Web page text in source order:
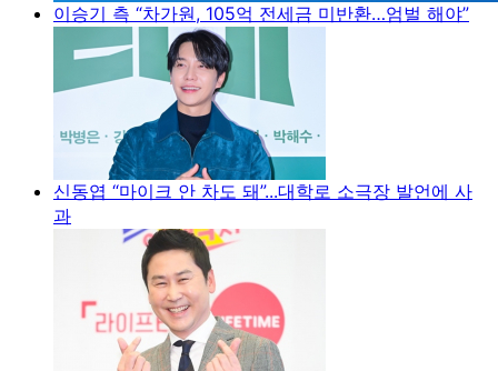
이승기 측 “차가원, 105억 전세금 미반환…엄벌 해야”
신동엽 “마이크 안 차도 돼”...대학로 소극장 발언에 사
과